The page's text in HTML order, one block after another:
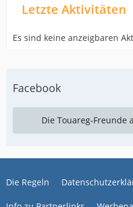
Letzte Aktivitäten
Es sind keine anzeigbaren
Facebook
Die Touareg-Freunde
Die Regeln